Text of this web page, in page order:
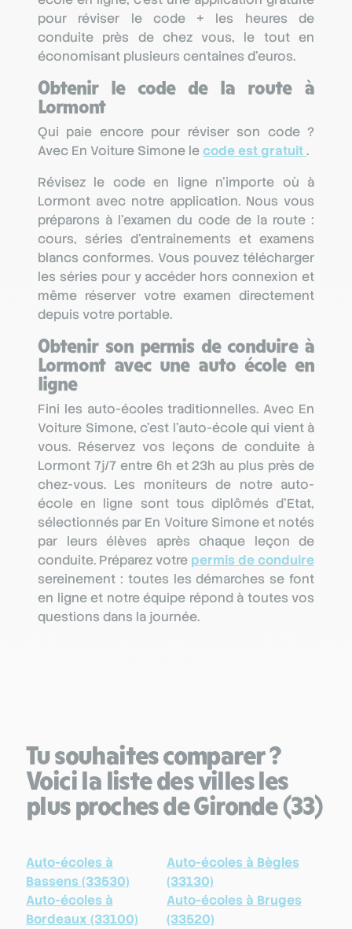
pour réviser le code + les heures de
conduite près de chez vous, le tout en
économisant plusieurs centaines d’euros.
Obtenir le code de la route à
Lormont
Qui paie encore pour réviser son code ?
Avec En Voiture Simone lecode est gratuit.
Révisez le code en ligne n’importe où à
Lormont avec notre application. Nous vous
préparons à l’examen du code de la route :
cours, séries d'entraînements et examens
blancs conformes. Vous pouvez télécharger
les séries pour y accéder hors connexion et
même réserver votre examen directement
depuis votre portable.
Obtenir son permis de conduire à
Lormont avec une auto école en
ligne
Fini les auto-écoles traditionnelles. Avec En
Voiture Simone, c’est l’auto-école qui vient à
vous. Réservez vos leçons de conduite à
Lormont 7j/7 entre 6h et 23h au plus près de
chez-vous. Les moniteurs de notre auto-
école en ligne sont tous diplômés d’Etat,
sélectionnés par En Voiture Simone et notés
par leurs élèves après chaque leçon de
conduite. Préparez votre permis de conduire
sereinement : toutes les démarches se font
en ligne et notre équipe répond à toutes vos
questions dans la journée.
Tu souhaites comparer ?
Voici la liste des villes les
plus proches de Gironde (33)
Auto-écoles à
Bassens (33530)
Auto-écoles à Bègles
(33130)
Auto-écoles à
Bordeaux (33100)
Auto-écoles à Bruges
(33520)